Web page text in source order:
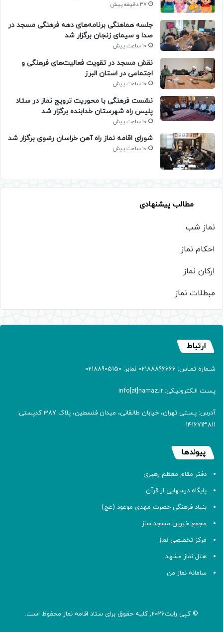
37 دقیقه پیش
جلسه هماهنگی برنامه‌های دهه فرهنگی مسجد در
صدا و سیمای زنجان برگزار شد
10 ساعت پیش
نقش مسجد در تقویت فعالیت‌های فرهنگی و
اجتماعی در استان البرز
10 ساعت پیش
نشست فرهنگی با محوریت ترویج نماز در ستاد
پلیس راه شهرستان خدابنده برگزار شد
10 ساعت پیش
شورای اقامه نماز راه آهن خراسان رضوی برگزار شد
10 ساعت پیش
مطالب پیشنهادی
نماز شب
احکام نماز
ارکان نماز
مبطلات نماز
ارتباط
شـماره تمـاس: 02188896666 نمابر: 02188905150
پسـت الـکترونیـکی: info[at]namaz.ir
آدرس: پسـتی تهران، خیابان طالقانی، میدان فلسطین، پلاک 387 کدپستی:
۱۴۱۶۷۱۳۸۱۱
پیوندها
دفتر مقام معظم رهبری
پایگاه درسهایی از قرآن
بنیاد فرهنگی حضرت مهدی موعود (عج)
مجمع خیرین مسجد ساز
مرکز تخصصی نماز
هتل نماز مشهد
سامانه نماز من
© کپی رایت2026, کلیه حقوق برای ستاد اقامه نماز محفوظ است.